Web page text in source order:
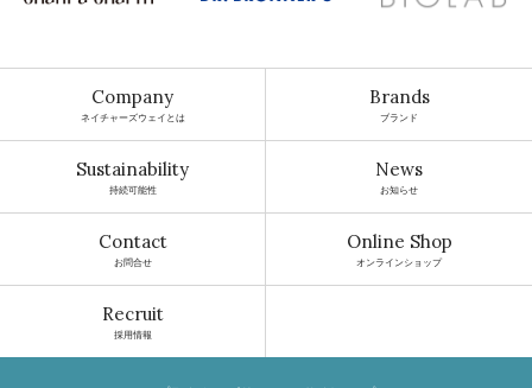
Company
ネイチャーズウェイとは
Brands
ブランド
Sustainability
持続可能性
News
お知らせ
Contact
お問合せ
Online Shop
オンラインショップ
Recruit
採用情報